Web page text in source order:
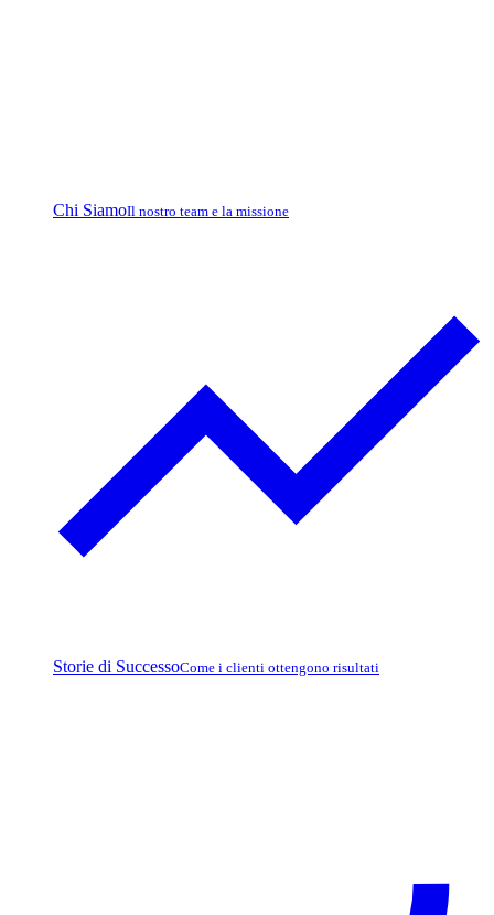
Chi SiamoIl nostro team e la missione
Storie di SuccessoCome i clienti ottengono risultati